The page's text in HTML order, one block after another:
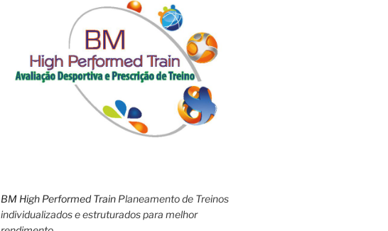
BM High Performed TrainPlaneamento de Treinos
individualizados e estruturados para melhor